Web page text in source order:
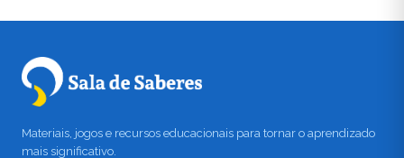
Materiais, jogos e recursos educacionais para tornar o aprendizado
mais significativo.